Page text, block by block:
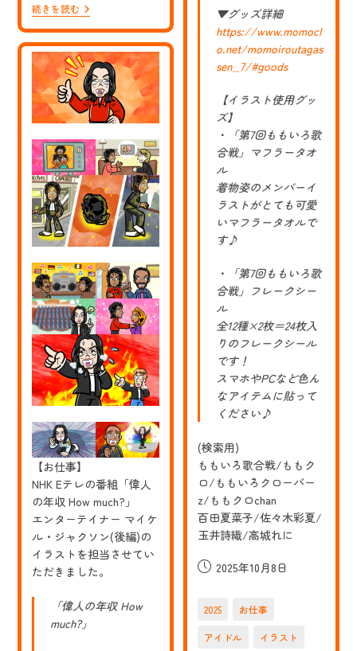
続きを読む【お
仕
事】
日
本
最
大
の
選
挙
情
報
サ
イ
ト
「選
挙
ド
ッ
ト
コ
ム
様」
に
て。
参
院
選
2022
特
設
サ
ト
内
に
あ
る
「投
票
マ
ッ
チ
ン
グ」
顔
絵
イ
▼グッズ詳細
https://www.momocl
o.net/momoiroutagas
sen_7/#goods
【イラスト使用グッ
ズ】
・「第7回ももいろ歌
合戦」マフラータオ
ル
着物姿のメンバーイ
ラストがとても可愛
いマフラータオルで
す♪
・「第7回ももいろ歌
合戦」フレークシー
ル
全12種×2枚＝24枚入
りのフレークシール
です！
スマホやPCなど色ん
なアイテムに貼って
ください♪
(検索用)
ももいろ歌合戦/ももク
ロ/ももいろクローバー
z/ももクロchan
百田夏菜子/佐々木彩夏/
玉井詩織/高城れに
投
開
日:
2025年10月8日
2025 お仕事
アイドル イラスト
【お仕事】
NHK Eテレの番組「偉人
の年収 How much?」
エンターテイナー マイケ
ル・ジャクソン(後編)の
イラストを担当させてい
ただきました。
「偉人の年収 How
much?」